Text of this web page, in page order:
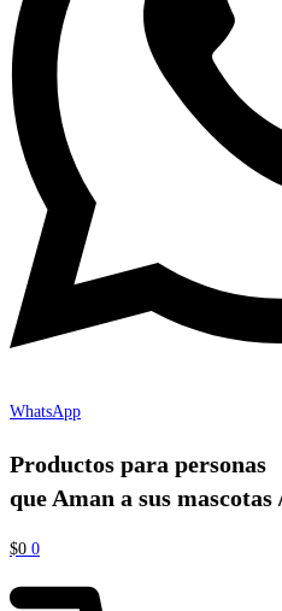
WhatsApp
Productos para personas
que Aman a sus
$0 0